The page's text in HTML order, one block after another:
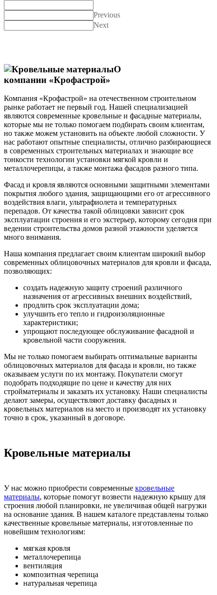
Previous
Next
О
компании «Крофастрой»
Компания «Крофастрой» на отечественном строительном
рынке работает не первый год. Нашей специализацией
являются современные кровельные и фасадные материалы,
которые мы не только помогаем подбирать своим клиентам,
но также можем установить на объекте любой сложности. У
нас работают опытные специалисты, отлично разбирающиеся
в современных строительных материалах и знающие все
тонкости технологии установки мягкой кровли и
металлочерепицы, а также монтажа фасадов разного типа.
Фасад и кровля являются основными защитными элементами
покрытия любого здания, защищающими его от агрессивного
воздействия влаги, ультрафиолета и температурных
перепадов. От качества такой облицовки зависит срок
эксплуатации строения и его экстерьер, которому сегодня при
ведении строительства домов разной этажности уделяется
много внимания.
Наша компания предлагает своим клиентам широкий выбор
современных облицовочных материалов для кровли и фасада,
позволяющих:
создать надежную защиту строений различного
назначения от агрессивных внешних воздействий,
продлить срок эксплуатации дома;
улучшить его тепло и гидроизоляционные
характеристики;
упрощают последующее обслуживание фасадной и
кровельной части сооружения.
Мы не только помогаем выбирать оптимальные варианты
облицовочных материалов для фасада и кровли, но также
оказываем услуги по их монтажу. Покупатели смогут
подобрать подходящие по цене и качеству для них
стройматериалы и заказать их установку. Наши специалисты
делают замеры, осуществляют доставку фасадных и
кровельных материалов на место и производят их установку
точно в срок, указанный в договоре.
Кровельные материалы
У нас можно приобрести современные кровельные
материалы, которые помогут возвести надежную крышу для
строения любой планировки, не увеличивая общей нагрузки
на основание здания. В нашем каталоге представлены только
качественные кровельные материалы, изготовленные по
новейшим технологиям:
мягкая кровля
металлочерепица
вентиляция
композитная черепица
натуральная черепица